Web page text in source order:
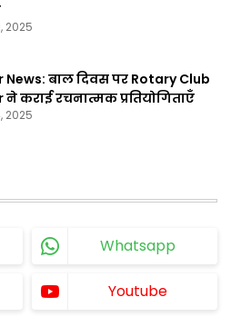
2025
News: बाल दिवस पर Rotary Club
कराई रचनात्मक प्रतियोगिताएँ
2025
Whatsapp
Youtube